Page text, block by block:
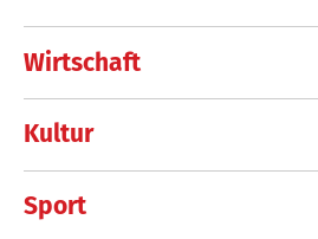
Wirtschaft
Kultur
Sport